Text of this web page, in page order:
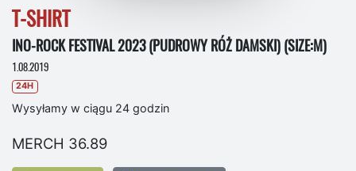
T-SHIRT
INO-ROCK FESTIVAL 2023 (PUDROWY RÓŻ DAMSKI) (SIZE:M)
1.08.2019
24H
Wysyłamy w ciągu 24 godzin
MERCH 36.89